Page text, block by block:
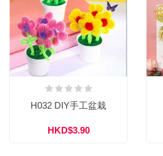
H032 DIY手工盆栽
HKD$3.90